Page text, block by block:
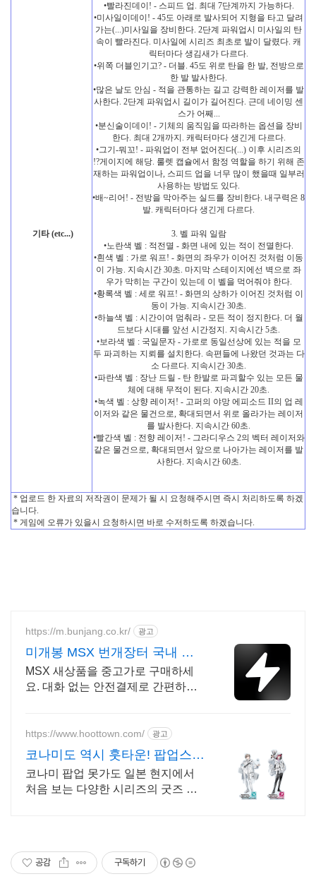
기타 (etc...)
•빨라진데이! - 스피드 업. 최대 7단계까지 가능하다.
•미사일이데이! - 45도 아래로 발사되어 지형을 타고 달려
가는(...)미사일을 장비한다. 2단계 파워업시 미사일의 탄
속이 빨라진다. 미사일에 시리즈 최초로 발이 달렸다. 캐
릭터마다 생김새가 다르다.
•위쪽 더블인기고? - 더블. 45도 위로 탄을 한 발, 전방으로
한 발 발사한다.
•많은 날도 안심 - 적을 관통하는 길고 강력한 레이저를 발
사한다. 2단계 파워업시 길이가 길어진다. 근데 네이밍 센
스가 어째...
•분신술이데이! - 기체의 움직임을 따라하는 옵션을 장비
한다. 최대 2개까지. 캐릭터마다 생긴게 다르다.
•그기-뭐꼬! - 파워업이 전부 없어진다(...) 이후 시리즈의
!?게이지에 해당. 룰렛 캡슐에서 함정 역할을 하기 위해 존
재하는 파워업이나, 스피드 업을 너무 많이 했을때 일부러
사용하는 방법도 있다.
•배~리어! - 전방을 막아주는 실드를 장비한다. 내구력은 8
발. 캐릭터마다 생긴게 다르다.
3. 벨 파워 일람
•노란색 벨 : 적전멸 - 화면 내에 있는 적이 전멸한다.
•흰색 벨 : 가로 워프! - 화면의 좌우가 이어진 것처럼 이동
이 가능. 지속시간 30초. 마지막 스테이지에선 벽으로 좌
우가 막히는 구간이 있는데 이 벨을 먹어줘야 한다.
•황록색 벨 : 세로 워프! - 화면의 상하가 이어진 것처럼 이
동이 가능. 지속시간 30초.
•하늘색 벨 : 시간이여 멈춰라 - 모든 적이 정지한다. 더 월
드보다 시대를 앞선 시간정지. 지속시간 5초.
•보라색 벨 : 국일문자 - 가로로 동일선상에 있는 적을 모
두 파괴하는 지뢰를 설치한다. 속편들에 나왔던 것과는 다
소 다르다. 지속시간 30초.
•파란색 벨 : 장난 드릴 - 탄 한발로 파괴할수 있는 모든 물
체에 대해 무적이 된다. 지속시간 20초.
•녹색 벨 : 상향 레이저! - 고퍼의 야망 에피소드 II의 업 레
이저와 같은 물건으로, 확대되면서 위로 올라가는 레이저
를 발사한다. 지속시간 60초.
•빨간색 벨 : 전향 레이저! - 그라디우스 2의 벡터 레이저와
같은 물건으로, 확대되면서 앞으로 나아가는 레이저를 발
사한다. 지속시간 60초.
* 업로드 한 자료의 저작권이 문제가 될 시 요청해주시면 즉시 처리하도록 하겠
습니다.
* 게임에 오류가 있을시 요청하시면 바로 수저하도록 하겠습니다.
https://m.bunjang.co.kr/ 광고
미개봉 MSX 번개장터 국내 최
대 브랜드 중고거래
MSX 새상품을 중고가로 구매하세
요. 대화 없는 안전결제로 간편하게!
업로드
https://www.hoottown.com/ 광고
코나미도 역시 훗타운! 팝업스토
어 직구도 훗타운!
코나미 팝업 못가도 일본 현지에서
처음 보는 다양한 시리즈의 굿즈 모
공감 구독하기